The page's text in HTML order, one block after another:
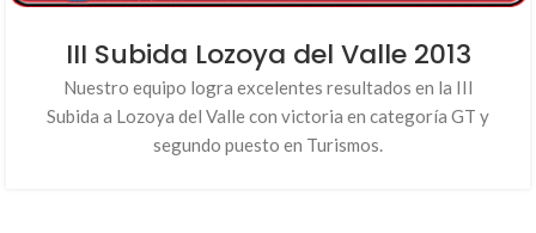
III Subida Lozoya del Valle 2013
Nuestro equipo logra excelentes resultados en la III
Subida a Lozoya del Valle con victoria en categoría GT y
segundo puesto en Turismos.